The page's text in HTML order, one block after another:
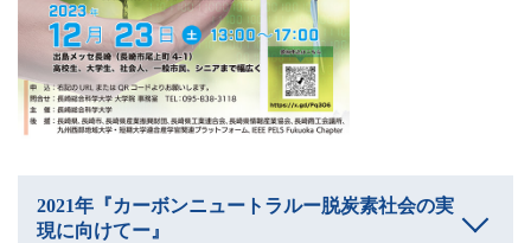
2021年『カーボンニュートラルー脱炭素社会の実
現に向けてー』